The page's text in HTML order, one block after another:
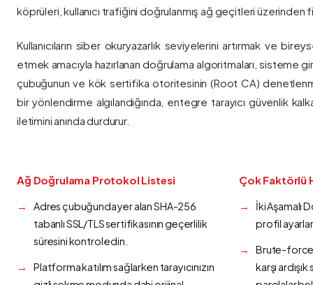
köprüleri, kullanıcı trafiğini doğrulanmış ağ geçitleri üzerinden
Kullanıcıların siber okuryazarlık seviyelerini artırmak ve
etmek amacıyla hazırlanan doğrulama algoritmaları, sisteme
çubuğunun ve kök sertifika otoritesinin (Root CA)
bir yönlendirme algılandığında, entegre tarayıcı güvenlik
iletimini anında durdurur.
Ağ Doğrulama Protokol Listesi
Adres çubuğunda yer alan SHA-256
tabanlı SSL/TLS sertifikasının geçerlilik
süresini kontrol edin.
Platforma katılım sağlarken tarayıcınızın
Çok Faktörlü
İki Aşamalı
profil
Brute-force
karşı